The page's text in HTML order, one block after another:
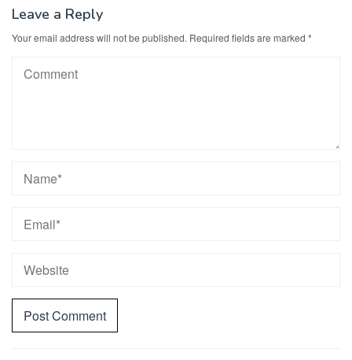
Leave a Reply
Your email address will not be published. Required fields are marked *